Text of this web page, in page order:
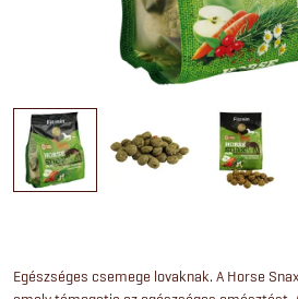
Egészséges csemege lovaknak. A Horse